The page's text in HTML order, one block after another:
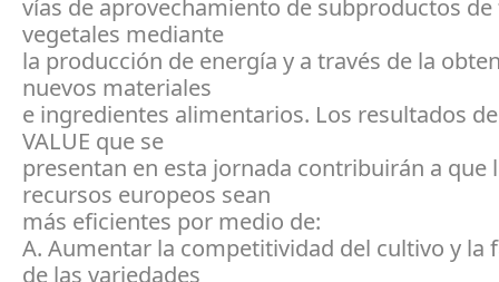
vías de aprovechamiento de subproductos
vegetales mediante
la producción de energía y a través de la
nuevos materiales
e ingredientes alimentarios. Los resultados
VALUE que se
presentan en esta jornada contribuirán a que
recursos europeos sean
más eficientes por medio de:
A. Aumentar la competitividad del cultivo y la
de las variedades